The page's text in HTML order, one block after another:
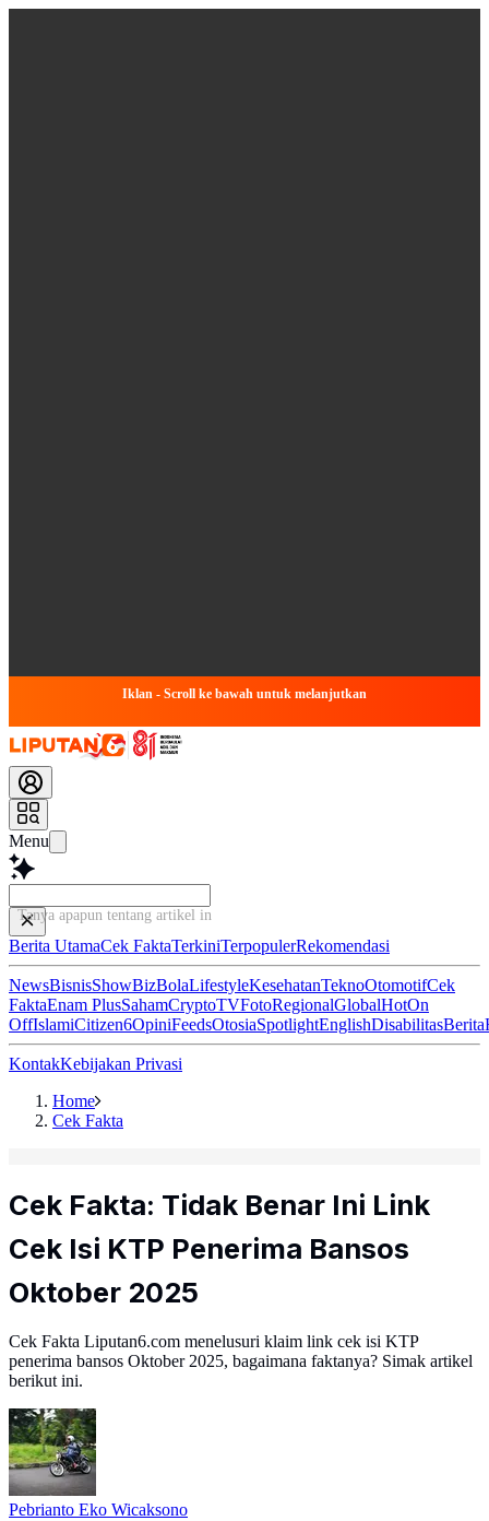
Iklan - Scroll ke bawah untuk melanjutkan
Menu
Tanya apapun tentang artikel ini...
Berita UtamaCek FaktaTerkiniTerpopulerRekomendasi
NewsBisnisShowBizBolaLifestyleKesehatanTeknoOtomotifCek
FaktaEnam PlusSahamCryptoTVFotoRegionalGlobalHotOn
OffIslamiCitizen6OpiniFeedsOtosiaSpotlightEnglishDisabilitasBerita
KontakKebijakan Privasi
Home
Cek Fakta
Cek Fakta: Tidak Benar Ini Link
Cek Isi KTP Penerima Bansos
Oktober 2025
Cek Fakta Liputan6.com menelusuri klaim link cek isi KTP
penerima bansos Oktober 2025, bagaimana faktanya? Simak artikel
berikut ini.
Pebrianto Eko Wicaksono